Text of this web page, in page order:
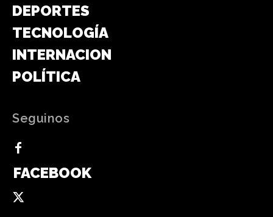
DEPORTES
TECNOLOGÍA
INTERNACIONAL
POLÍTICA
Seguinos
FACEBOOK